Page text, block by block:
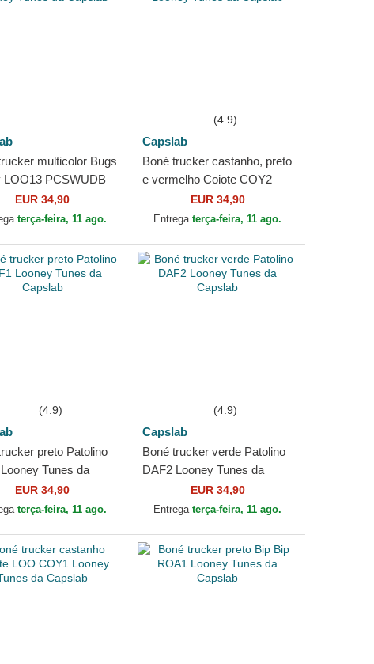
multicolor Bugs
LOO13 PCSWUDB
Tunes da Capslab
EUR 34,90
terça-feira, 11 ago.
(4.9)
Capslab
Boné trucker castanho, preto
e vermelho Coiote COY2
Looney Tunes da Capslab
EUR 34,90
Entregaterça-feira, 11 ago.
(4.9)
preto Patolino
Tunes da
EUR 34,90
terça-feira, 11 ago.
(4.9)
Capslab
Boné trucker verde Patolino
DAF2 Looney Tunes da
EUR 34,90
Entregaterça-feira, 11 ago.